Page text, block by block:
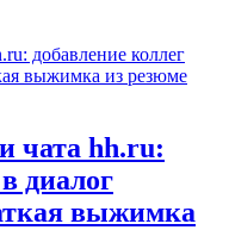
чата hh.ru:
диалог
выжимка